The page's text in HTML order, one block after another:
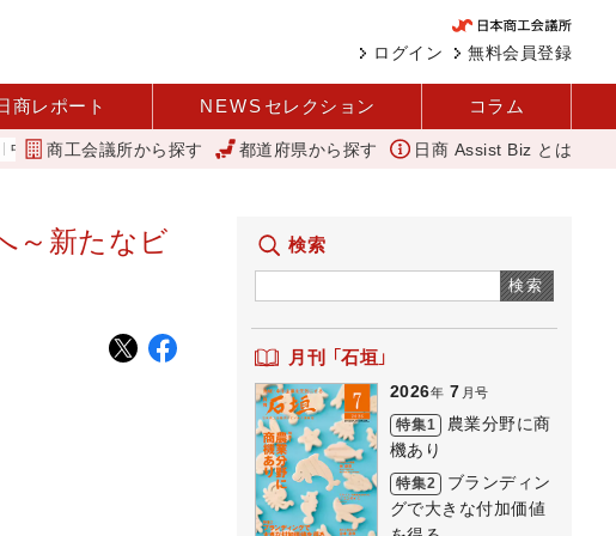
無料会員登録
ログイン
商レポート NEWS セレクション コラム
業実態基本調査 1社当たり売上高2.1億円に 中企庁 「あったらいいね」を商品
商工会議所から探す 都道府県から探す 日商 Assist Biz とは
～新たなビ
検索
検索
月刊 「石垣」
2026年 7 月号
特集1
農業分野に商
機あり
特集2
ブランディン
グで大きな付加価値